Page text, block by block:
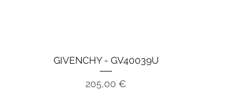
Aperçu rapide
GIVENCHY - GV40039U
Prix
205,00 €